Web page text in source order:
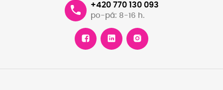
+420 770 130 093
po-pá: 8-16 h.